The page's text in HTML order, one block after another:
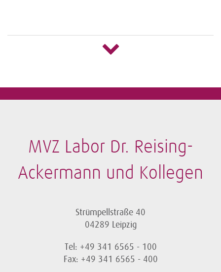
Praxis für Humangenetik Leipzig
Dr. med. Constanze Heine
0341 - 99 39 84 91
0341 - 9939 84 92
praxis-humangenetik@labor-leipzig.de
www.genetik-praxis.de
MVZ Labor Dr. Reising-
Ackermann und Kollegen
Strümpellstraße 40
04289 Leipzig
Tel: +49 341 6565 - 100
Fax: +49 341 6565 - 400